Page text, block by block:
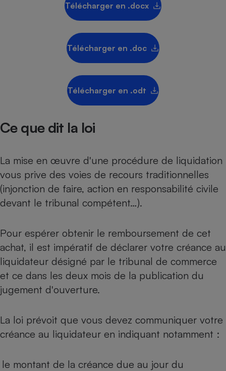
Télécharger en .docx
Télécharger en .doc
Télécharger en .odt
Ce que dit la loi
La mise en œuvre d'une procédure de liquidation
vous prive des voies de recours traditionnelles
(injonction de faire, action en responsabilité civile
devant le tribunal compétent…).
Pour espérer obtenir le remboursement de cet
achat, il est impératif de déclarer votre créance au
liquidateur désigné par le tribunal de commerce
et ce dans les deux mois de la publication du
jugement d'ouverture.
La loi prévoit que vous devez communiquer votre
créance au liquidateur en indiquant notamment :
le montant de la créance due au jour du
Plaque de cuisson à
Cafetière à expressos
Téléphone mobile -
Smartphone
Climatiseur -
Ventilateur